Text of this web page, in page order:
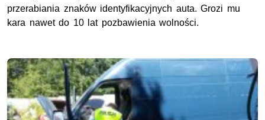
przerabiania znaków identyfikacyjnych auta. Grozi mu
kara nawet do 10 lat pozbawienia wolności.